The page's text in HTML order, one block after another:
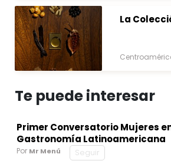
La
Te puede interesar
Primer Conversatorio Mujeres
Gastronomía Latinoamericana
Por Mr Menú Seguir